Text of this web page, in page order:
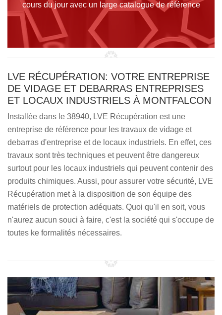
cours du jour avec un large catalogue de référence
LVE RÉCUPÉRATION: VOTRE ENTREPRISE
DE VIDAGE ET DEBARRAS ENTREPRISES
ET LOCAUX INDUSTRIELS À MONTFALCON
Installée dans le 38940, LVE Récupération est une
entreprise de référence pour les travaux de vidage et
debarras d'entreprise et de locaux industriels. En effet, ces
travaux sont très techniques et peuvent être dangereux
surtout pour les locaux industriels qui peuvent contenir des
produits chimiques. Aussi, pour assurer votre sécurité, LVE
Récupération met à la disposition de son équipe des
matériels de protection adéquats. Quoi qu'il en soit, vous
n'aurez aucun souci à faire, c'est la société qui s'occupe de
toutes ke formalités nécessaires.